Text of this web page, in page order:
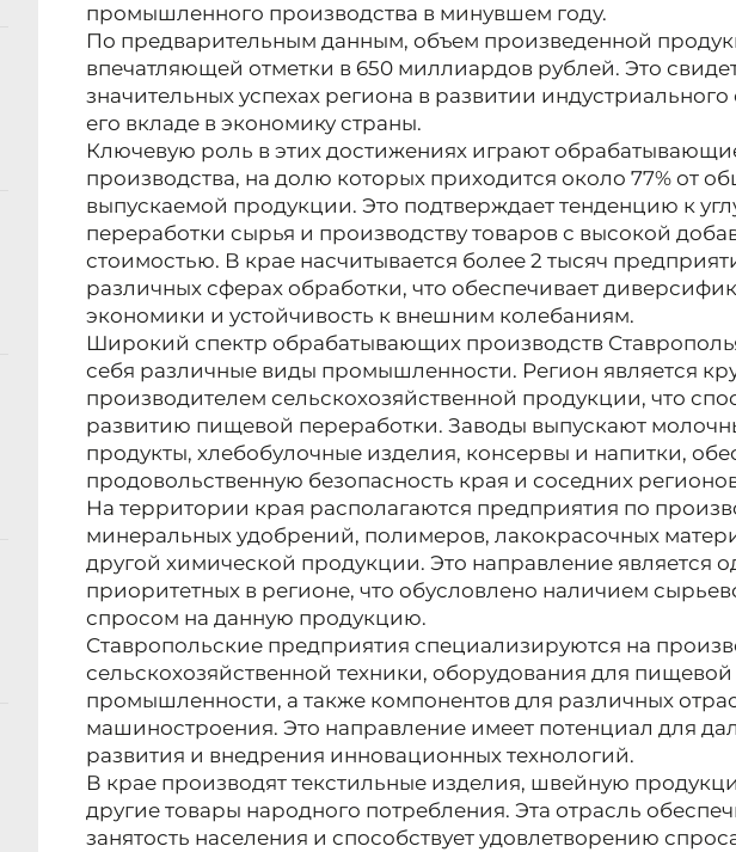
промышленного производства в минувшем году.
По предварительным данным, объем произведенной
впечатляющей отметки в 650 миллиардов рублей. Это
значительных успехах региона в развитии индустриального
его вкладе в экономику страны.
Ключевую роль в этих достижениях играют
производства, на долю которых приходится около 77% от
выпускаемой продукции. Это подтверждает тенденцию к
переработки сырья и производству товаров с высокой
стоимостью. В крае насчитывается более 2 тысяч
различных сферах обработки, что обеспечивает
экономики и устойчивость к внешним колебаниям.
Широкий спектр обрабатывающих производств
себя различные виды промышленности. Регион является
производителем сельскохозяйственной продукции, что
развитию пищевой переработки. Заводы выпускают
продукты, хлебобулочные изделия, консервы и напитки,
продовольственную безопасность края и соседних
На территории края располагаются предприятия по
минеральных удобрений, полимеров, лакокрасочных
другой химической продукции. Это направление является
приоритетных в регионе, что обусловлено наличием
спросом на данную продукцию.
Ставропольские предприятия специализируются на
сельскохозяйственной техники, оборудования для пищевой
промышленности, а также компонентов для различных
машиностроения. Это направление имеет потенциал для
развития и внедрения инновационных технологий.
В крае производят текстильные изделия, швейную
другие товары народного потребления. Эта отрасль
занятость населения и способствует удовлетворению